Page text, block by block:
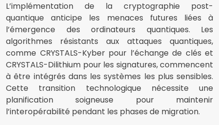
L’implémentation de la cryptographie post-
quantique anticipe les menaces futures liées à
l’émergence des ordinateurs quantiques. Les
algorithmes résistants aux attaques quantiques,
comme CRYSTALS-Kyber pour l’échange de clés et
CRYSTALS-Dilithium pour les signatures, commencent
à être intégrés dans les systèmes les plus sensibles.
Cette transition technologique nécessite une
planification soigneuse pour maintenir
l’interopérabilité pendant les phases de migration.